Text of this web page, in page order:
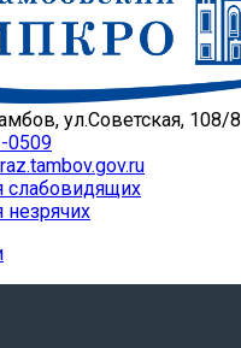
ул.Советская, 108/8
0509
слабовидящих
незрячих